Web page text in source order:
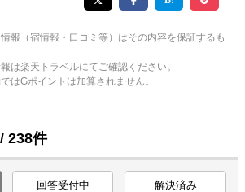
報（宿情報・口コミ等）はその内容を保証するも
は楽天トラベルにてご確認ください。
はGポイントは加算されません。
238件
回答受付中 解決済み